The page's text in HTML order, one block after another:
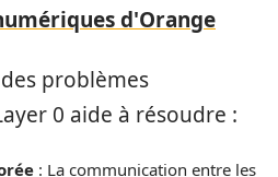
d'Orange
problèmes
0 aide à résoudre :
: La communication entre les